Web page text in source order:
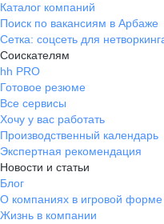
Каталог компаний
Поиск по вакансиям в Арбаже
Сетка: соцсеть для
Соискателям
hh PRO
Готовое резюме
Все сервисы
Хочу у вас работать
Производственный календарь
Экспертная рекомендация
Новости и статьи
Блог
О компаниях в игровой форме
Жизнь в компании